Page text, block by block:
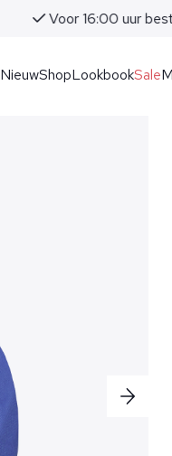
Voor 16:00 uur
NieuwShopLookbookSale